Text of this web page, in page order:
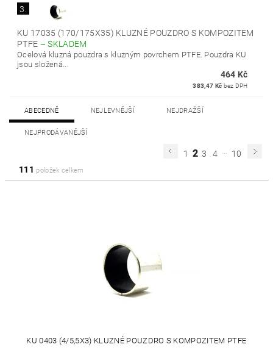
3.
KU 17035 (170/175X35) KLUZNÉ POUZDRO S KOMPOZITEM
PTFE –SKLADEM
Ocelová kluzná pouzdra s kluzným povrchem PTFE. Pouzdra KU
jsou složená...
464 Kč
383,47 Kč bez DPH
ABECEDNĚ NEJLEVNĚJŠÍ NEJDRAŽŠÍ
NEJPRODÁVANĚJŠÍ
1 2 3 4 ... 10
111 položek celkem
KU 0403 (4/5,5X3) KLUZNÉ POUZDRO S KOMPOZITEM PTFE